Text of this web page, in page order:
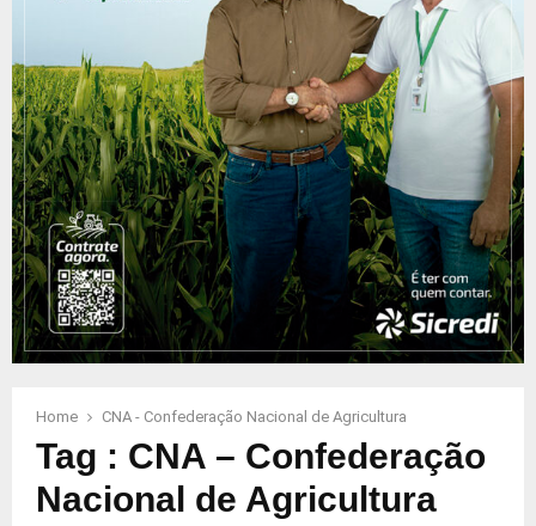
Home CNA - Confederação Nacional de Agricultura
Tag : CNA – Confederação
Nacional de Agricultura